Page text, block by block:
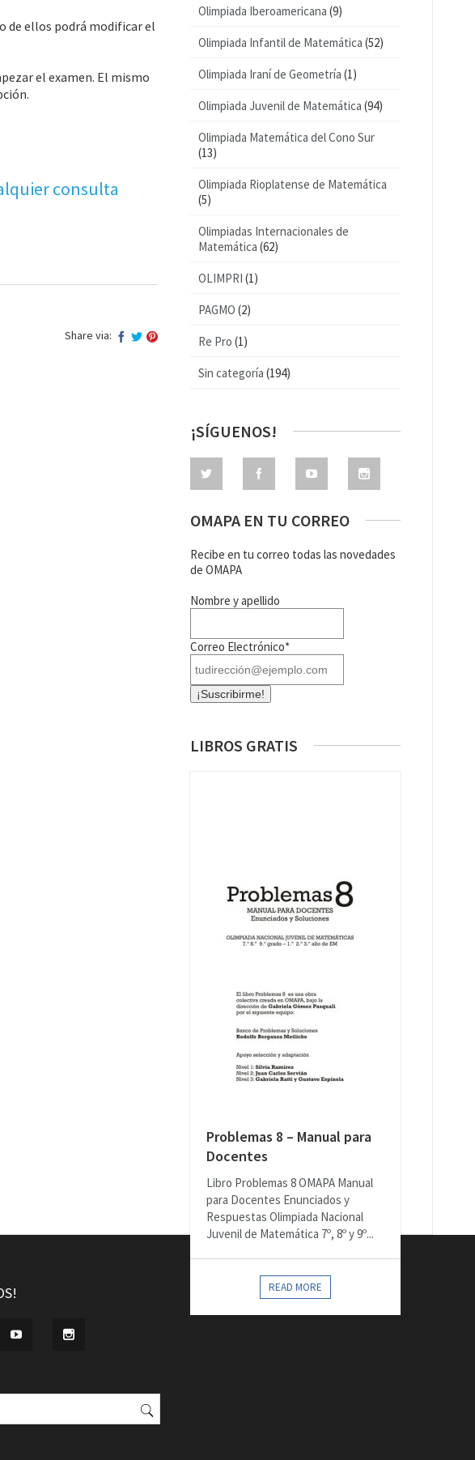
de ellos podrá modificar el
el examen. El mismo
consulta
Share via:
Olimpiada Iberoamericana (9)
Olimpiada Infantil de Matemática (52)
Olimpiada Iraní de Geometría (1)
Olimpiada Juvenil de Matemática (94)
Olimpiada Matemática del Cono Sur
(13)
Olimpiada Rioplatense de Matemática
(5)
Olimpiadas Internacionales de
Matemática (62)
OLIMPRI (1)
PAGMO (2)
Re Pro (1)
Sin categoría (194)
¡SÍGUENOS!
OMAPA EN TU CORREO
Recibe en tu correo todas las novedades
de OMAPA
Nombre y apellido
Correo Electrónico*
LIBROS GRATIS
Problemas 8 – Manual para
Docentes
Libro Problemas 8 OMAPA Manual
para Docentes Enunciados y
Respuestas Olimpiada Nacional
Juvenil de Matemática 7º, 8º y 9º...
READ MORE